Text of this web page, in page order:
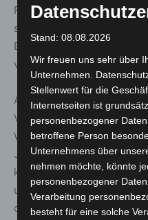
Riegel vorgeschoben.“
sich ver.di und BVAP auch
Euro für
von mindestens 28 Tagen
Anders als beim
Verhandlungsergebnis von
Westdeutschland die
Jahrestag der Vereinigung
keinen Fall eine
und Kollegen im Osten
durchsetzbar gewesen sei
Stand: 08.08.2026
Wir freuen uns sehr über
Unternehmen.
Stellenwert für die
Internetseiten ist
personenbezogener
betroffene Person
Unternehmens über
nehmen möchte, könnte
personenbezogener
Verarbeitung
besteht für eine solche